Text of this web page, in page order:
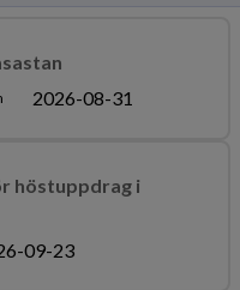
2026-08-31
höstuppdrag i
09-23